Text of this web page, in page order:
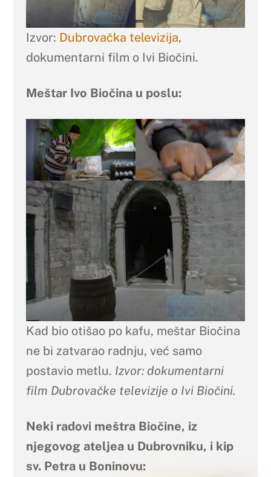
Izvor: Dubrovačka televizija,
dokumentarni film o Ivi Biočini.
Meštar Ivo Biočina u poslu:
Kad bio otišao po kafu, meštar Biočina
ne bi zatvarao radnju, već samo
postavio metlu. Izvor: dokumentarni
film Dubrovačke televizije o Ivi Biočini.
Neki radovi meštra Biočine, iz
njegovog ateljea u Dubrovniku, i kip
sv. Petra u Boninovu: